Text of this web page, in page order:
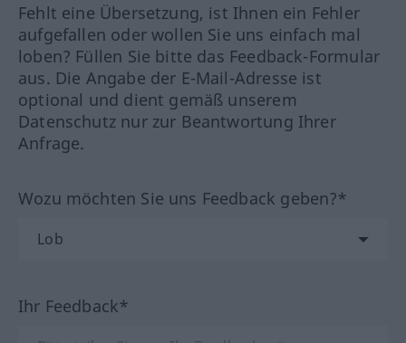
Fehlt eine Übersetzung, ist Ihnen ein Fehler
aufgefallen oder wollen Sie uns einfach mal
loben? Füllen Sie bitte das Feedback-Formular
aus. Die Angabe der E-Mail-Adresse ist
optional und dient gemäß unserem
Datenschutz nur zur Beantwortung Ihrer
Anfrage.
Wozu möchten Sie uns Feedback geben?*
Ihr Feedback*